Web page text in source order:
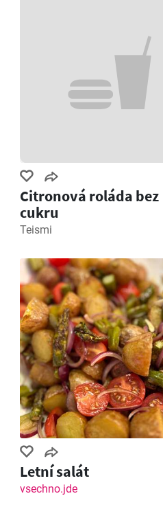
Citronová roláda bez
cukru
Teismi
Letní salát
vsechno.jde